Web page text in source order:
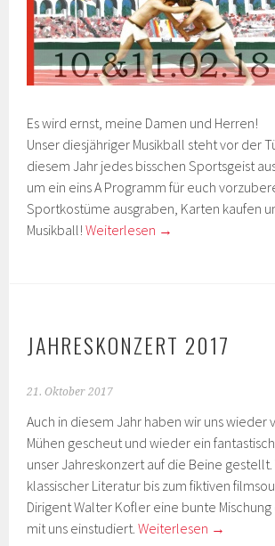
Es wird ernst, meine Damen und Herren!
Unser diesjähriger Musikball steht vor der
diesem Jahr jedes bisschen Sportsgeist
um ein eins A Programm für euch
Sportkostüme ausgraben, Karten kaufen
Musikball!Weiterlesen →
JAHRESKONZERT 2017
21. Oktober 2017
Auch in diesem Jahr haben wir uns wieder
Mühen gescheut und wieder ein
unser Jahreskonzert auf die Beine
klassischer Literatur bis zum fiktiven
Dirigent Walter Kofler eine bunte
mit uns einstudiert.Weiterlesen →